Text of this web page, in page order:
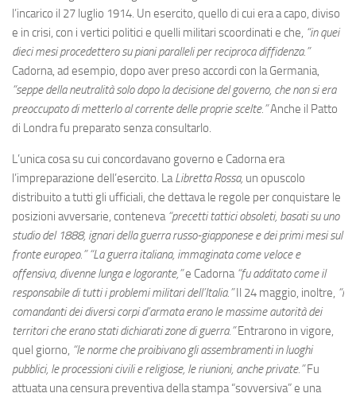
l’incarico il 27 luglio 1914. Un esercito, quello di cui era a capo, diviso
e in crisi, con i vertici politici e quelli militari scoordinati e che, “in quei
dieci mesi procedettero su piani paralleli per reciproca diffidenza.”
Cadorna, ad esempio, dopo aver preso accordi con la Germania,
“seppe della neutralità solo dopo la decisione del governo, che non si era
preoccupato di metterlo al corrente delle proprie scelte.”Anche il Patto
di Londra fu preparato senza consultarlo.
L’unica cosa su cui concordavano governo e Cadorna era
l’impreparazione dell’esercito. LaLibretta Rossa, un opuscolo
distribuito a tutti gli ufficiali, che dettava le regole per conquistare le
posizioni avversarie, conteneva “precetti tattici obsoleti, basati su uno
studio del 1888, ignari della guerra russo-giapponese e dei primi mesi sul
fronte europeo.” “La guerra italiana, immaginata come veloce e
offensiva, divenne lunga e logorante,”e Cadorna “fu additato come il
responsabile di tutti i problemi militari dell’Italia.”Il 24 maggio, inoltre, “i
comandanti dei diversi corpi d’armata erano le massime autorità dei
territori che erano stati dichiarati zone di guerra.”Entrarono in vigore,
quel giorno, “le norme che proibivano gli assembramenti in luoghi
pubblici, le processioni civili e religiose, le riunioni, anche private.”Fu
attuata una censura preventiva della stampa “sovversiva” e una